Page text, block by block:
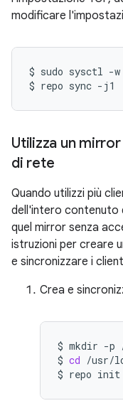
modificare
$ sudo sysctl -w
$ repo sync
Utilizza un
di rete
Quando utilizzi più
dell'intero contenuto
quel mirror senza
istruzioni per creare
e sincronizzare i
Crea e
$ mkdir -p
$ cd /usr/
$ repo init